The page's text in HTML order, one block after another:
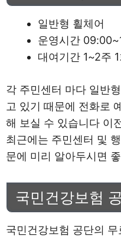
일반형 휠체어
운영시간
대여기간 1~2주
각 주민센터 마다 일반
고 있기 때문에 전화로
해 보실 수 있습니다 이
최근에는 주민센터 및
문에 미리 알아두시면
국민건강보험
국민건강보험 공단의